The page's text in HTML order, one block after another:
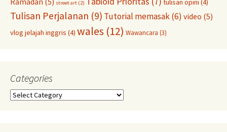
street art (2) tulisan opini (4)
Tulisan Perjalanan (9) Tutorial memasak(6) video (5)
vlog jelajah inggris (4) wales (12) Wawancara (3)
Categories
Categories